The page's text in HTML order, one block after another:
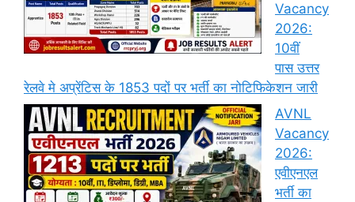
Vacancy
2026:
10वीं
पास उत्तर
रेलवे मे अप्रेंटिस के 1853 पदों पर भर्ती का नोटिफिकेशन जारी
AVNL
Vacancy
2026:
एवीएनएल
भर्ती का